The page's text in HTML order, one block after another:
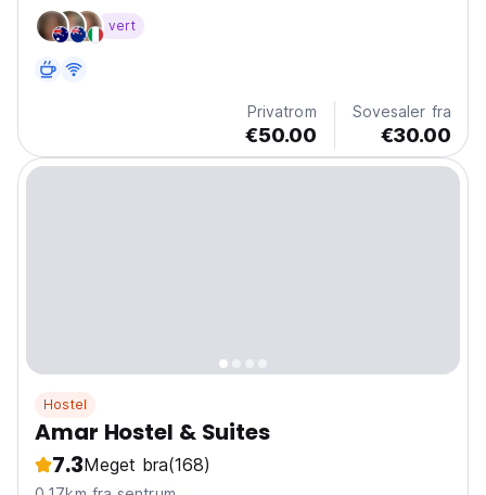
Portugal, som kombinerer surfing og arbeid. Bli
inspirert! (Auto-translated from original language)
vert
Privatrom
€50.00
Sovesaler fra
€30.00
Hostel
Amar Hostel & Suites
7.3Meget bra(168)